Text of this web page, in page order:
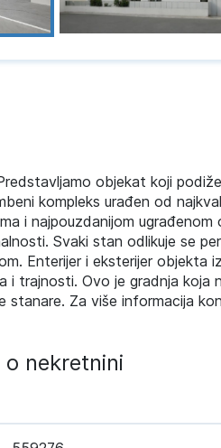
objekat koji
kompleks urađen od
i najpouzdanijom
Svaki stan odlikuje se
Enterijer i eksterijer
i trajnosti. Ovo je gradnja
stanare. Za više informacija
o nekretnini